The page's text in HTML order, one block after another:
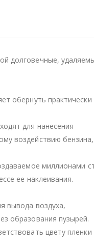
долговечные,
обернуть
для нанесения
воздействию бензина,
миллионами
ее наклеивания.
вывода воздуха,
образования пузырей.
цвету пленки